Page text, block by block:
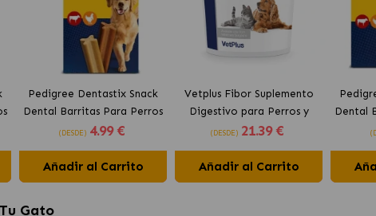
Pedigree Dentastix Snack
Dental Barritas Para Perros
Grandes +25 kg
(DESDE) 4.99 €
Añadir al Carrito
Vetplus Fibor Suplemento
Digestivo para Perros y
Gatos
(DESDE) 21.39 €
Añadir al Carrito
Dental
Gato